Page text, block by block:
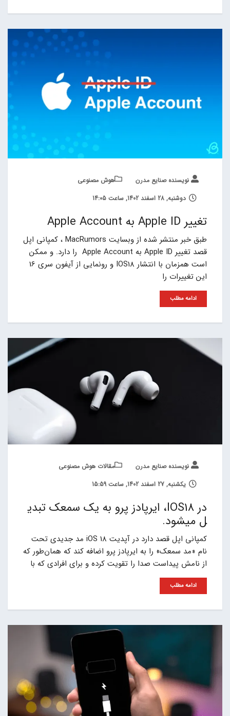
نویسنده صنایع مدرن
هوش مصنوعی
دوشنبه, 28 اسفند 1402, ساعت 14:05
تغییر Apple ID به Apple Account
طبق خبر منتشر شده از وبسایت MacRumors ، کمپانی اپل
قصد تغییر Apple ID به Apple Account را دارد. و ممکن
است همزمان با انتشار IOS18 و رونمایی از آیفون سری 16
این تغییرات را
ادامه مطلب
نویسنده صنایع مدرن
مقالات هوش مصنوعی
یکشنبه, 27 اسفند 1402, ساعت 15:59
در IOS18، ایرپادز پرو به یک سمعک تبدی
ل میشود.
کمپانی اپل قصد دارد در آپدیت iOS 18 مد جدیدی تحت
نام «مد سمعک» را به ایرپادز پرو اضافه کند که همان‌طور که
از نامش پیداست صدا را تقویت کرده و برای افرادی که با
ادامه مطلب